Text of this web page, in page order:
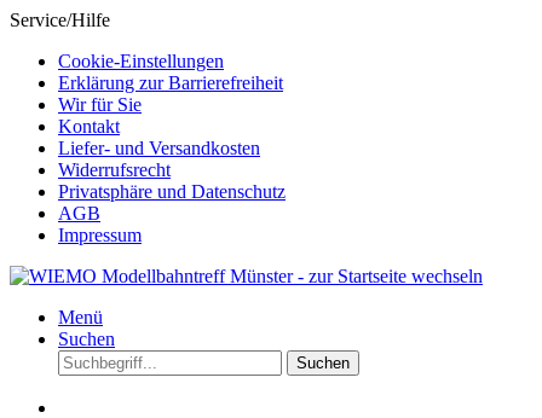
Service/Hilfe
Cookie-Einstellungen
Erklärung zur Barrierefreiheit
Wir für Sie
Kontakt
Liefer- und Versandkosten
Widerrufsrecht
Privatsphäre und Datenschutz
AGB
Impressum
Menü
Suchen
Suchen